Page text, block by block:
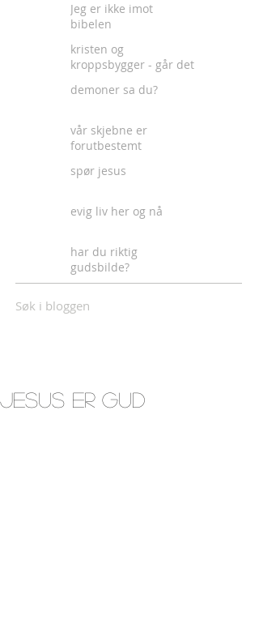
Søk i bloggen
Jeg er ikke imot
bibelen
kristen og
kroppsbygger - går det
demoner sa du?
vår skjebne er
forutbestemt
spør jesus
evig liv her og nå
har du riktig
gudsbilde?
Jesus er Gud